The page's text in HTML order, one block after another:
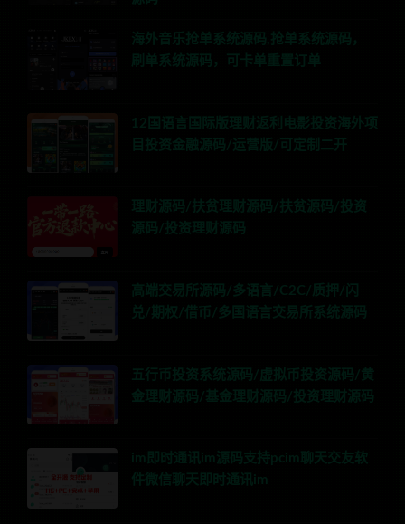
海外音乐抢单系统源码,抢单系统源码，
刷单系统源码，可卡单重置订单
12国语言国际版理财返利电影投资海外项
目投资金融源码/运营版/可定制二开
理财源码/扶贫理财源码/扶贫源码/投资
源码/投资理财源码
高端交易所源码/多语言/C2C/质押/闪
兑/期权/借币/多国语言交易所系统源码
五行币投资系统源码/虚拟币投资源码/黄
金理财源码/基金理财源码/投资理财源码
im即时通讯im源码支持pcim聊天交友软
件微信聊天即时通讯im